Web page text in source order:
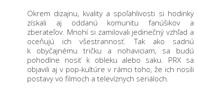
Okrem dizajnu, kvality a spoľahlivosti si hodinky
získali aj oddanú komunitu fanúšikov a
zberateľov. Mnohí si zamilovali jedinečný vzhľad a
oceňujú ich všestrannosť. Tak ako sadnú
k obyčajnému tričku a nohaviciam, sa budú
pohodlne nosiť k obleku alebo saku. PRX sa
objavili aj v pop-kultúre v rámci toho, že ich nosili
postavy vo filmoch a televíznych seriáloch.